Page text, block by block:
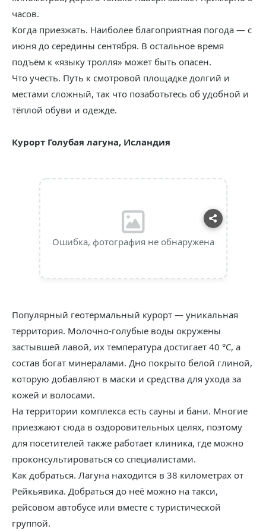
часов.
Когда приезжать. Наиболее благоприятная погода — с
июня до середины сентября. В остальное время
подъём к «языку тролля» может быть опасен.
Что учесть. Путь к смотровой площадке долгий и
местами сложный, так что позаботьтесь об удобной и
тёплой обуви и одежде.
Курорт Голубая лагуна, Исландия
Ошибка, фотография не обнаружена
Популярный геотермальный курорт — уникальная
территория. Молочно-голубые воды окружены
застывшей лавой, их температура достигает 40 °C, а
состав богат минералами. Дно покрыто белой глиной,
которую добавляют в маски и средства для ухода за
кожей и волосами.
На территории комплекса есть сауны и бани. Многие
приезжают сюда в оздоровительных целях, поэтому
для посетителей также работает клиника, где можно
проконсультироваться со специалистами.
Как добраться. Лагуна находится в 38 километрах от
Рейкьявика. Добраться до неё можно на такси,
рейсовом автобусе или вместе с туристической
группой.